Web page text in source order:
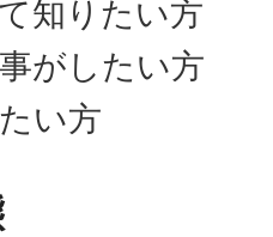
知りたい方
がしたい方
い方